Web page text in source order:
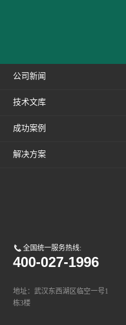
公司新闻
技术文库
成功案例
解决方案
全国统一服务热线:
400-027-1996
地址：武汉东西湖区临空一号1
栋3楼